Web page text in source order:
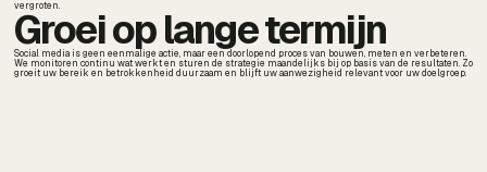
vergroten.
Groei op lange termijn
Social media is geen eenmalige actie, maar een doorlopend proces van bouwen, meten en verbeteren.
We monitoren continu wat werkt en sturen de strategie maandelijks bij op basis van de resultaten. Zo
groeit uw bereik en betrokkenheid duurzaam en blijft uw aanwezigheid relevant voor uw doelgroep.